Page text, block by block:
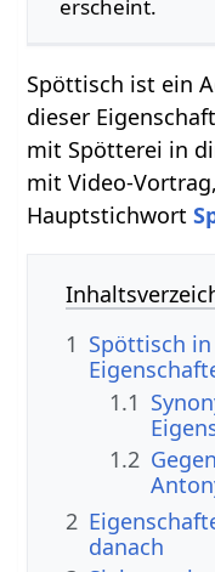
erscheint.
Spöttisch ist ein
dieser
mit Spötterei in
mit Video-
Hauptstichwort
1 Spöttisch
1.1
1.2
2
danach